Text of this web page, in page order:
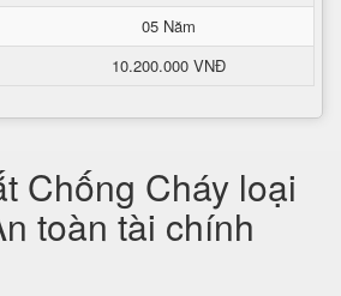
05 Năm
10.200.000 VNĐ
Chống Cháy loại
toàn tài chính